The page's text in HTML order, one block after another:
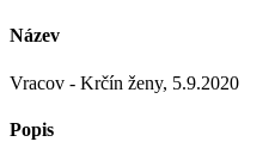
Název
Vracov - Krčín ženy, 5.9.2020
Popis